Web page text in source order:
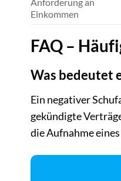
Einkommen
FAQ –
Was bedeutet
Ein negativer
gekündigte
die Aufnahme